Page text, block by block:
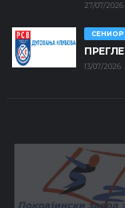
27/07/2026
13/07/2026